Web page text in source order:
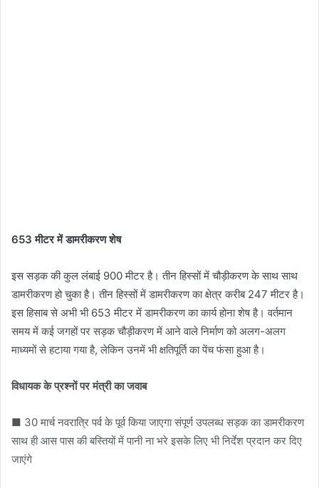
653 मीटर में डामरीकरण शेष
इस सड़क की कुल लंबाई 900 मीटर है। तीन हिस्सों में चौड़ीकरण के साथ साथ
डामरीकरण हो चुका है। तीन हिस्सों में डामरीकरण का क्षेत्र करीब 247 मीटर है।
इस हिसाब से अभी भी 653 मीटर में डामरीकरण का कार्य होना शेष है। वर्तमान
समय में कई जगहों पर सड़क चौड़ीकरण में आने वाले निर्माण को अलग-अलग
माध्यमों से हटाया गया है, लेकिन उनमें भी क्षतिपूर्ति का पेंच फंसा हुआ है।
विधायक के प्रश्नों पर मंत्री का जवाब
■ 30 मार्च नवरात्रि पर्व के पूर्व किया जाएगा संपूर्ण उपलब्ध सड़क का डामरीकरण
साथ ही आस पास की बस्तियों में पानी ना भरे इसके लिए भी निर्देश प्रदान कर दिए
जाएंगे